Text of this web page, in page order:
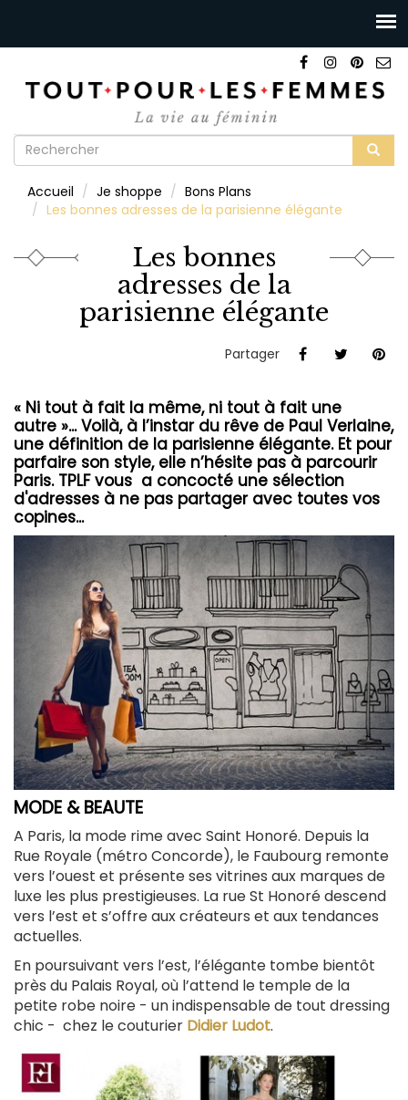
Formulaire
recherche
Accueil Je shoppe
Bons Plans
Les bonnes adresses de la parisienne élégante
Les bonnes
adresses de la
parisienne élégante
Partager
« Ni tout à fait la même, ni tout à fait une
autre »... Voilà, à l’instar du rêve de Paul Verlaine,
une définition de la parisienne élégante. Et pour
parfaire son style, elle n’hésite pas à parcourir
Paris. TPLF vous a concocté une sélection
d'adresses à ne pas partager avec toutes vos
copines...
MODE & BEAUTE
A Paris, la mode rime avec Saint Honoré. Depuis la
Rue Royale (métro Concorde), le Faubourg remonte
vers l’ouest et présente ses vitrines aux marques de
luxe les plus prestigieuses. La rue St Honoré descend
vers l’est et s’offre aux créateurs et aux tendances
actuelles.
En poursuivant vers l’est, l’élégante tombe bientôt
près du Palais Royal, où l’attend le temple de la
petite robe noire - un indispensable de tout dressing
chic - chez le couturier Didier Ludot.